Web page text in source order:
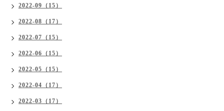
2022-09（15）
2022-08（17）
2022-07（15）
2022-06（15）
2022-05（15）
2022-04（17）
2022-03（17）